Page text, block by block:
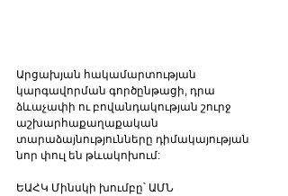
Արցախյան հակամարտության
կարգավորման գործընթացի, դրա
ձևաչափի ու բովանդակության շուրջ
աշխարհաքաղաքական
տարաձայնությունները դիմակայության
նոր փուլ են թևակոխում:
ԵԱՀԿ Մինսկի խումբը՝ ԱՄՆ